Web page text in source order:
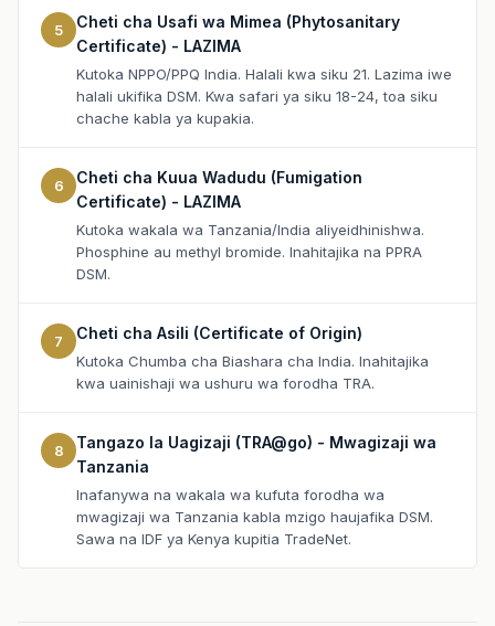
5
Cheti cha Usafi wa Mimea (Phytosanitary
Certificate) - LAZIMA
Kutoka NPPO/PPQ India. Halali kwa siku 21. Lazima iwe
halali ukifika DSM. Kwa safari ya siku 18-24, toa siku
chache kabla ya kupakia.
6
Cheti cha Kuua Wadudu (Fumigation
Certificate) - LAZIMA
Kutoka wakala wa Tanzania/India aliyeidhinishwa.
Phosphine au methyl bromide. Inahitajika na PPRA
DSM.
7 Cheti cha Asili (Certificate of Origin)
Kutoka Chumba cha Biashara cha India. Inahitajika
kwa uainishaji wa ushuru wa forodha TRA.
8
Tangazo la Uagizaji (TRA@go) - Mwagizaji wa
Tanzania
Inafanywa na wakala wa kufuta forodha wa
mwagizaji wa Tanzania kabla mzigo haujafika DSM.
Sawa na IDF ya Kenya kupitia TradeNet.